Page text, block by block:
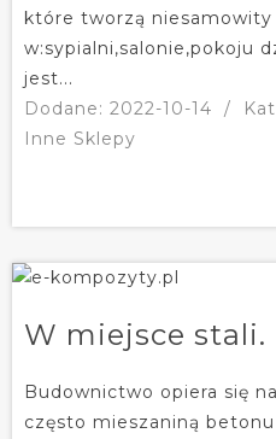
które tworzą
w:sypialni,salonie,pokoju
jest...
Dodane: 2022-10-14
/
Inne Sklepy
W miejsce stali.
Budownictwo opiera się
często mieszaniną